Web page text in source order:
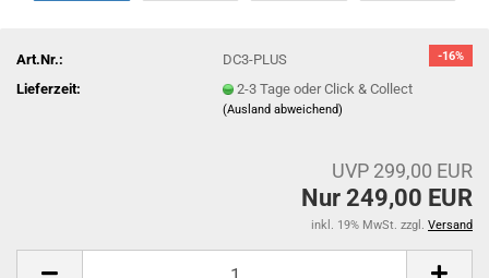
-16%
Art.Nr.:
DC3-PLUS
Lieferzeit:
2-3 Tage oder Click & Collect
(Ausland abweichend)
UVP 299,00 EUR
Nur 249,00 EUR
inkl. 19% MwSt. zzgl. Versand